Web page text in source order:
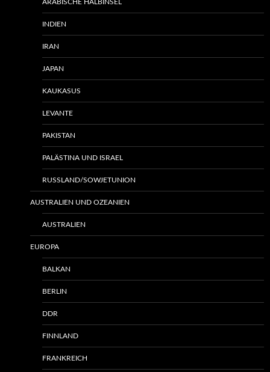
ARABISCHE HALBINSEL
INDIEN
IRAN
JAPAN
KAUKASUS
LEVANTE
PAKISTAN
PALÄSTINA UND ISRAEL
RUSSLAND/SOWJETUNION
AUSTRALIEN UND OZEANIEN
AUSTRALIEN
EUROPA
BALKAN
BERLIN
DDR
FINNLAND
FRANKREICH